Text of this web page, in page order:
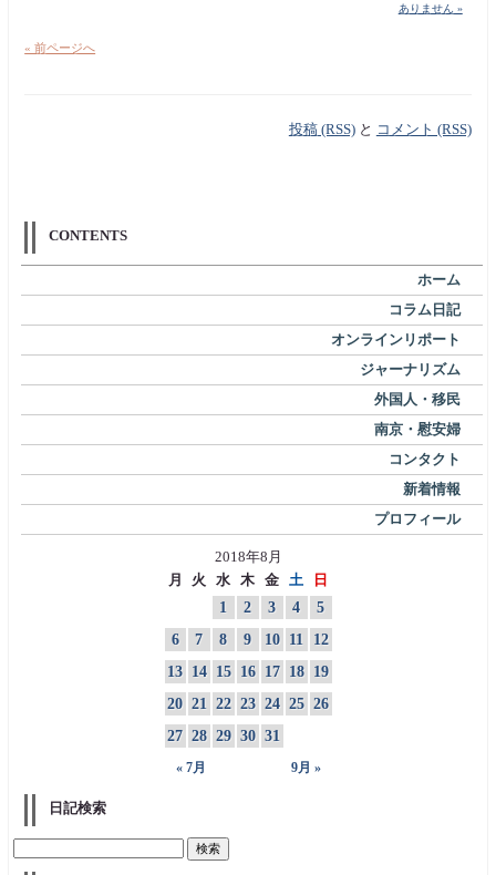
ありません »
« 前ページへ
投稿 (RSS)と コメント (RSS)
CONTENTS
ホーム
コラム日記
オンラインリポート
ジャーナリズム
外国人・移民
南京・慰安婦
コンタクト
新着情報
プロフィール
2018年8月
月
火 水 木 金 土 日
« 7月 9月 »
1 2 3 4
5
6
7 8 9 10 11
12
13 14 15 16 17 18
19
20 21 22 23 24 25 26
27 28 29 30 31
日記検索